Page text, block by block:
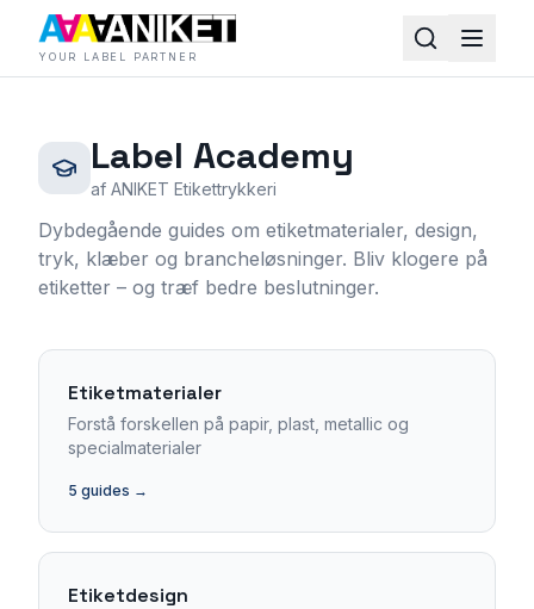
YOUR LABEL PARTNER
Label Academy
af ANIKET Etikettrykkeri
Dybdegående guides om etiketmaterialer, design,
tryk, klæber og brancheløsninger. Bliv klogere på
etiketter – og træf bedre beslutninger.
Etiketmaterialer
Forstå forskellen på papir, plast, metallic og
specialmaterialer
5 guides →
Etiketdesign